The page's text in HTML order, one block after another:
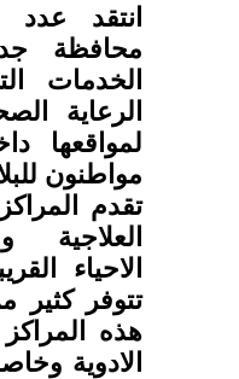
انتقد
محافظة
الخدمات
الرعاية
لمواقعها
مواطنون
تقدم
العلاجية
الاحياء
تتوفر
هذه
الادوية